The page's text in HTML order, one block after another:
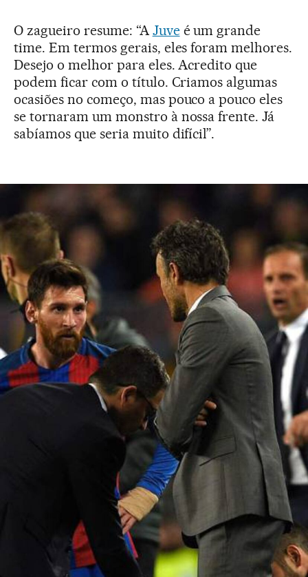
O zagueiro resume: “A Juveé um grande
time. Em termos gerais, eles foram melhores.
Desejo o melhor para eles. Acredito que
podem ficar com o título. Criamos algumas
ocasiões no começo, mas pouco a pouco eles
se tornaram um monstro à nossa frente. Já
sabíamos que seria muito difícil”.